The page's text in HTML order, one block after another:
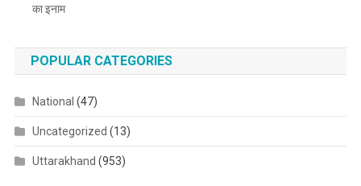
का इनाम
POPULAR CATEGORIES
National (47)
Uncategorized (13)
Uttarakhand (953)